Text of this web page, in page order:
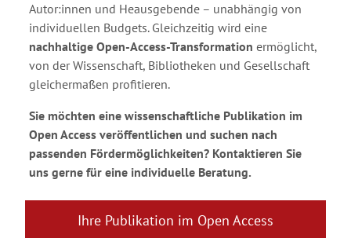
Autor:innen und Heausgebende – unabhängig von
individuellen Budgets. Gleichzeitig wird eine
nachhaltige Open-Access-Transformation ermöglicht,
von der Wissenschaft, Bibliotheken und Gesellschaft
gleichermaßen profitieren.
Sie möchten eine wissenschaftliche Publikation im
Open Access veröffentlichen und suchen nach
passenden Fördermöglichkeiten? Kontaktieren Sie
uns gerne für eine individuelle Beratung.
Ihre Publikation im Open Access